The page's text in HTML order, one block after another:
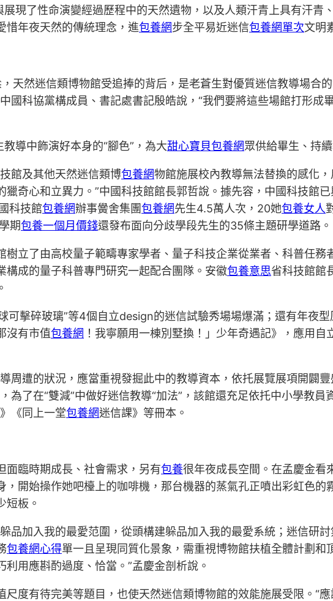
現了性命演變經過歷程中的天然遺物，以及人類汗青上具有汗青
惜年夜天然的傳統理念，進包養網步全平易近迷信包養網單次文明
天然迷信類博物館受追捧的背后，是老蒼生對優質迷信教導場合
國科協黨構成員、書記處書記殷皓說，“我們要將這些場館打形成
導中飾演好本身的“腳色”，為大甜心寶貝包養網眾供給畢生、持續
館及其他天然迷信類博包養網物館施展校內教導無法替換的感化
獵奇心和立異力。”中國科技館館長郭哲說。據先容，中國科技館
科技館包養網辦事黌舍集團包養網先生4.5萬人次，20她包養女人
期包養一個月價錢還發布面向分歧學段先生的35條主題研學道路。
立了由高校量子範疇專家學者、量子科技企業從業者、科普任務
成的量子科普專門研究一起配合團隊。安徽包養意思省科技館館
可擊碎玻璃”等4個自立design的迷信試驗秀場場爆滿；還有年夜
沒有市值包養網 ！我寧願用一棟別墅換！」少年奇遇記》，應用
周遭的狀況，應當重視發掘此中的教導資本，依托展覽展項開闢
了在“雙減”中做好迷信教導“加法”，該館還充足依托中小學教員
《同上一堂包養網迷信課》等冊本。
面臨時期成長、社會需求，另有包養很年夜成長空間。在孟慶金看
開始操作她吧檯上的咖啡機，那台機器的蒸氣孔正噴出彩虹色的
短板。
品加入我的最愛范圍，從頭構建躲品加入我的最愛系統；迷信研
包養網心得單一且呈現同質化景象，需重視博物館扶植全體計劃
用應斟酌過度、恰當。”孟慶金剖析說。
度有待完美等題目，也使天然迷信類博物館的效能施展受限。“